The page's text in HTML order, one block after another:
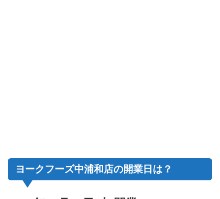
ヨークフーズ中浦和店の開業日は？